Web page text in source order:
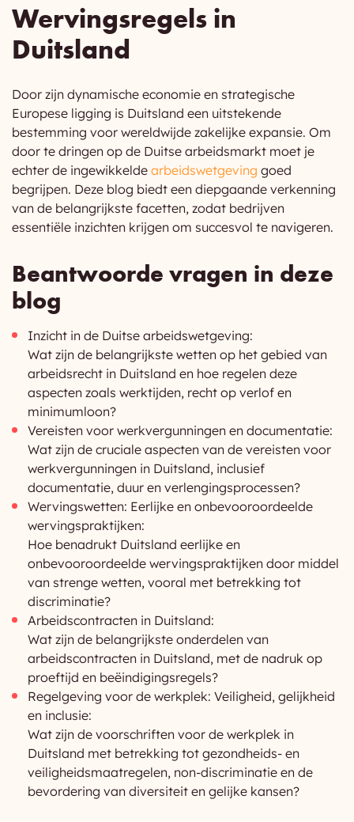
Wervingsregels in
Duitsland
Door zijn dynamische economie en strategische
Europese ligging is Duitsland een uitstekende
bestemming voor wereldwijde zakelijke expansie. Om
door te dringen op de Duitse arbeidsmarkt moet je
echter de ingewikkelde arbeidswetgeving goed
begrijpen. Deze blog biedt een diepgaande verkenning
van de belangrijkste facetten, zodat bedrijven
essentiële inzichten krijgen om succesvol te navigeren.
Beantwoorde vragen in deze
blog
Inzicht in de Duitse arbeidswetgeving:
Wat zijn de belangrijkste wetten op het gebied van
arbeidsrecht in Duitsland en hoe regelen deze
aspecten zoals werktijden, recht op verlof en
minimumloon?
Vereisten voor werkvergunningen en documentatie:
Wat zijn de cruciale aspecten van de vereisten voor
werkvergunningen in Duitsland, inclusief
documentatie, duur en verlengingsprocessen?
Wervingswetten: Eerlijke en onbevooroordeelde
wervingspraktijken:
Hoe benadrukt Duitsland eerlijke en
onbevooroordeelde wervingspraktijken door middel
van strenge wetten, vooral met betrekking tot
discriminatie?
Arbeidscontracten in Duitsland:
Wat zijn de belangrijkste onderdelen van
arbeidscontracten in Duitsland, met de nadruk op
proeftijd en beëindigingsregels?
Regelgeving voor de werkplek: Veiligheid, gelijkheid
en inclusie:
Wat zijn de voorschriften voor de werkplek in
Duitsland met betrekking tot gezondheids- en
veiligheidsmaatregelen, non-discriminatie en de
bevordering van diversiteit en gelijke kansen?